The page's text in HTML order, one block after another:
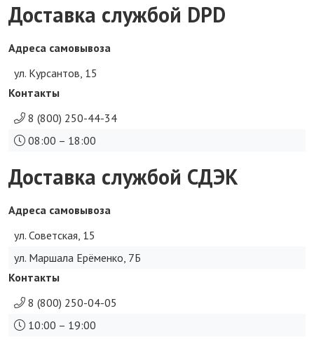
Доставка службой DPD
Адреса самовывоза
ул. Курсантов, 15
Контакты
8 (800) 250-44-34
08:00 – 18:00
Доставка службой СДЭК
Адреса самовывоза
ул. Советская, 15
ул. Маршала Ерёменко, 7Б
Контакты
8 (800) 250-04-05
10:00 – 19:00